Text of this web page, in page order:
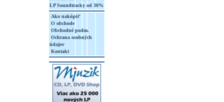
LP Soundtracky od 30%
Ako nakúpiť
O obchode
Obchodné podm.
Ochrana osobných
údajov
Kontakt